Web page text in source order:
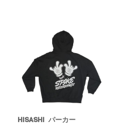
HISASHI パーカー